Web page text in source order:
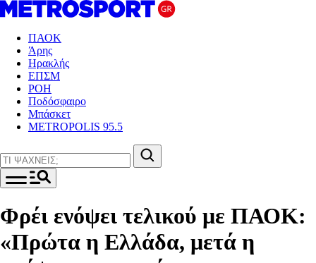
ΠΑΟΚ
Άρης
Ηρακλής
ΕΠΣΜ
ΡΟΗ
Ποδόσφαιρο
Μπάσκετ
METROPOLIS 95.5
Φρέι ενόψει τελικού με ΠΑΟΚ:
«Πρώτα η Ελλάδα, μετά η